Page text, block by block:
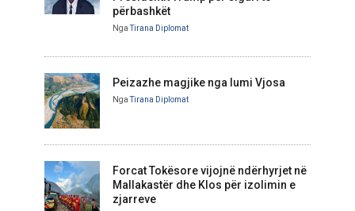
përbashkët
NgaTirana Diplomat
Peizazhe magjike nga lumi Vjosa
NgaTirana Diplomat
Forcat Tokësore vijojnë ndërhyrjet në
Mallakastër dhe Klos për izolimin e
zjarreve